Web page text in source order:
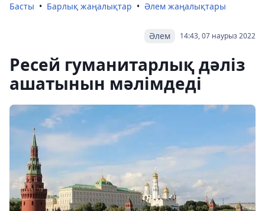
Басты Барлық жаңалықтар Әлем жаңалықтары
14:43, 07 наурыз 2022
Әлем
Ресей гуманитарлық дәліз
ашатынын мәлімдеді